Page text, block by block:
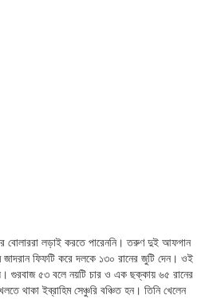
বোলাররা লড়াই করতে পারেননি। তরুণ দুই আফগান
জাদরান ফিফটি করে দলকে ১৩০ রানের জুটি দেন। ওই
গুরবাজ ৫৩ বলে নয়টি চার ও এক ছক্কায় ৬৫ রানের
থাকা ইব্রাহিম সেঞ্চুরি বঞ্চিত হন। তিনি খেলেন